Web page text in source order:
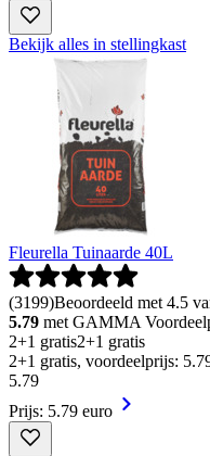
Bekijk alles in stellingkast
Fleurella Tuinaarde 40L
(3199)Beoordeeld met 4.5
5.79 met GAMMA
2+1 gratis2+1 gratis
2+1 gratis, voordeelprijs:
5.79
Prijs: 5.79 euro